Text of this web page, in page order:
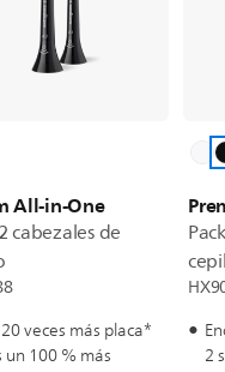
All-in-One
cabezales de
veces más placa*
un 100 % más
2